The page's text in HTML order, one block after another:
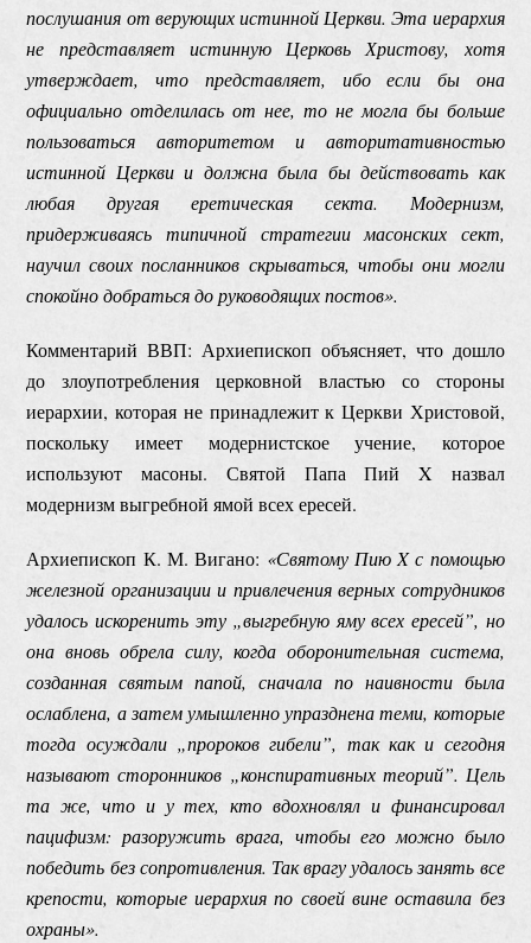
послушания от верующих истинной Церкви. Эта иерархия
не представляет истинную Церковь Христову, хотя
утверждает, что представляет, ибо если бы она
официально отделилась от нее, то не могла бы больше
пользоваться авторитетом и авторитативностью
истинной Церкви и должна была бы действовать как
любая другая еретическая секта. Модернизм,
придерживаясь типичной стратегии масонских сект,
научил своих посланников скрываться, чтобы они могли
спокойно добраться до руководящих постов».
Комментарий ВВП: Архиепископ объясняет, что дошло
до злоупотребления церковной властью со стороны
иерархии, которая не принадлежит к Церкви Христовой,
поскольку имеет модернистское учение, которое
используют масоны. Святой Папа Пий X назвал
модернизм выгребной ямой всех ересей.
Архиепископ К. М. Вигано: «Святому Пию X с помощью
железной организации и привлечения верных сотрудников
удалось искоренить эту „выгребную яму всех ересей”, но
она вновь обрела силу, когда оборонительная система,
созданная святым папой, сначала по наивности была
ослаблена, а затем умышленно упразднена теми, которые
тогда осуждали „пророков гибели”, так как и сегодня
называют сторонников „конспиративных теорий”. Цель
та же, что и у тех, кто вдохновлял и финансировал
пацифизм: разоружить врага, чтобы его можно было
победить без сопротивления. Так врагу удалось занять все
крепости, которые иерархия по своей вине оставила без
охраны».